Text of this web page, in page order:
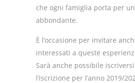
che ogni famiglia porta per
abbondante.
È l’occasione per invitare
interessati a queste
Sarà anche possibile
l’iscrizione per l’anno 2019/